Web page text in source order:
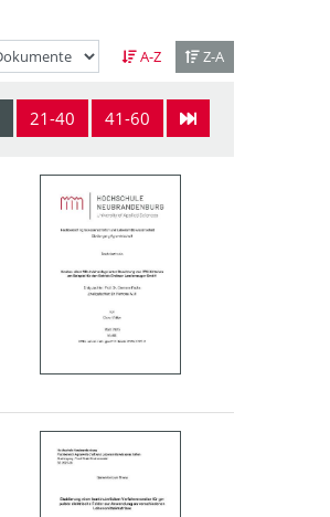
A-Z Z-A
21-40 41-60